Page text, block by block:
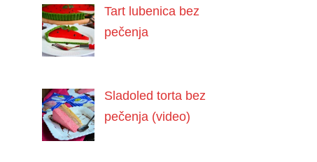
Tart lubenica bez
pečenja
Sladoled torta bez
pečenja (video)